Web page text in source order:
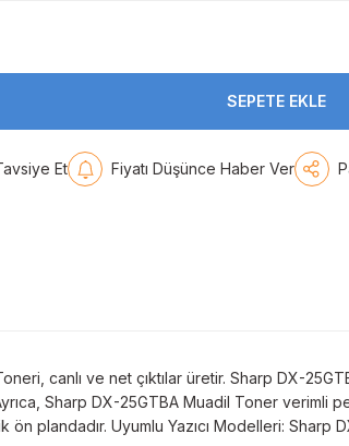
SEPETE EKLE
Et Fiyatı Düşünce Haber Ver
canlı ve net çıktılar üretir. Sharp DX-
Sharp DX-25GTBA Muadil Toner verimli
ön plandadır. Uyumlu Yazıcı Modelleri: